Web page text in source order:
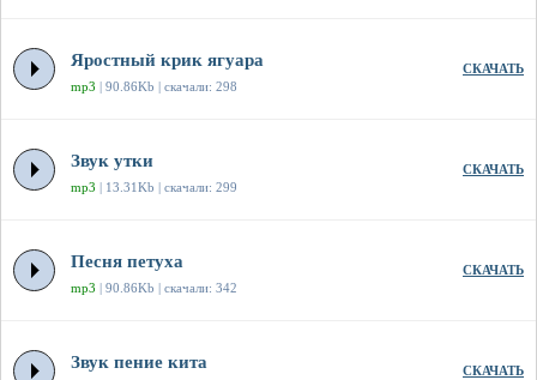
Яростный крик ягуара
mp3 | 90.86Kb | скачали: 298
СКАЧАТЬ
Звук утки
mp3 | 13.31Kb | скачали: 299
СКАЧАТЬ
Песня петуха
mp3 | 90.86Kb | скачали: 342
СКАЧАТЬ
Звук пение кита СКАЧАТЬ